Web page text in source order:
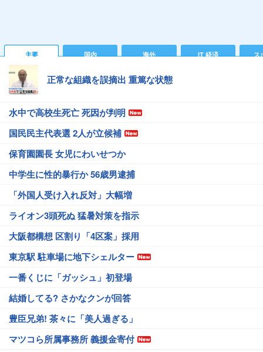
主要 国内 海外 IT 経済 ス
正常な組織を誤摘出 重篤な状態
水中で高校生死亡 死因が判明
国民民主代表選 2人が立候補
保育園園長 女児にわいせつか
中学生に性的暴行か 56歳男逮捕
「外国人受け入れ反対」大幅増
ライオン3頭死ぬ 猛暑対策を指示
大阪都構想 区割り「4区案」採用
東京駅 駐車場に地下シェルター
一番くじに「ガッシュ」初登場
結婚してる? さかなクンが回答
豊臣兄弟! 茶々に「美人過ぎる」
マツコら所属事務所 義援金寄付